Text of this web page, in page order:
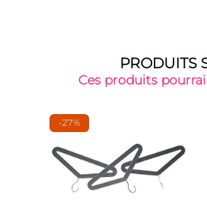
PRODUITS
Ces produits
-27%